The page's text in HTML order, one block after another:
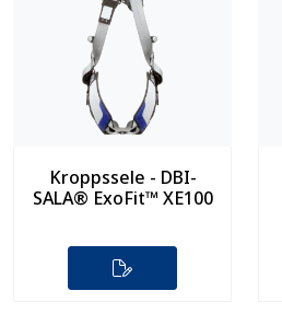
Kroppssele - DBI-
SALA® ExoFit™ XE100